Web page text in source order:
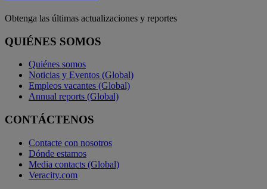
Obtenga las últimas actualizaciones y reportes
QUIÉNES SOMOS
Quiénes somos
Noticias y Eventos (Global)
Empleos vacantes (Global)
Annual reports (Global)
CONTÁCTENOS
Contacte con nosotros
Dónde estamos
Media contacts (Global)
Veracity.com